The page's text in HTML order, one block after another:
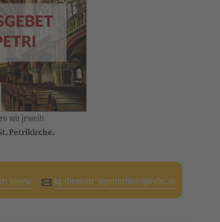
wir jeweils
Petrikirche.
369550 kg.chemnitz_stpetrischloss@evlks.de